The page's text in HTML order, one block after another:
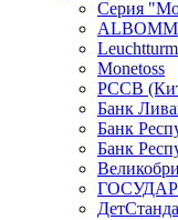
Серия
Leuchtturm
Monetoss
PCCB
Банк
Банк
Банк